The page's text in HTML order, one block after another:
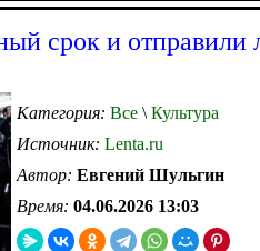
срок и отправили
Категория: Все \ Культура
Источник: Lenta.ru
Автор: Евгений Шульгин
Время: 04.06.2026 13:03